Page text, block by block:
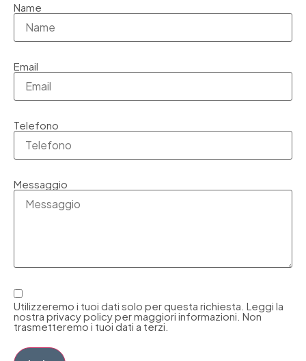
Name
Email
Telefono
Messaggio
Utilizzeremo i tuoi dati solo per questa richiesta. Leggi la
nostra privacy policy per maggiori informazioni. Non
trasmetteremo i tuoi dati a terzi.